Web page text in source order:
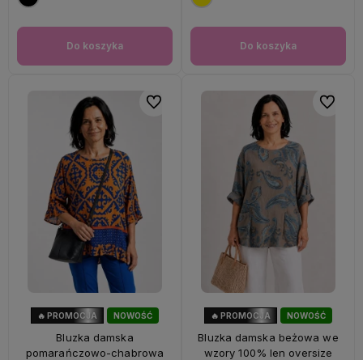
Do koszyka Do koszyka
NOWOŚĆ
🔥 PROMOCJA
Bluzka damska
pomarańczowo-chabrowa
Do ulubionych
NOWOŚĆ
OKAZJA
🔥 PROMOCJA
Bluzka damska beżowa we
wzory 100% len oversize
Do